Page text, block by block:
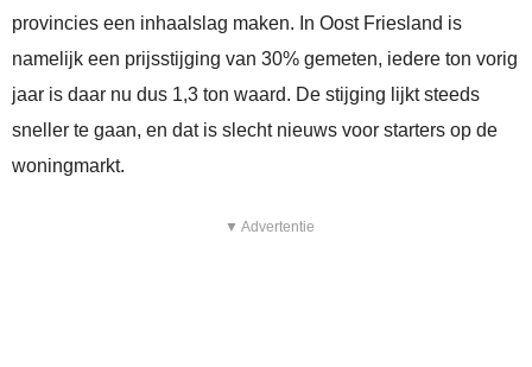
provincies een inhaalslag maken. In Oost Friesland is
namelijk een prijsstijging van 30% gemeten, iedere ton vorig
jaar is daar nu dus 1,3 ton waard. De stijging lijkt steeds
sneller te gaan, en dat is slecht nieuws voor starters op de
woningmarkt.
▼ Advertentie